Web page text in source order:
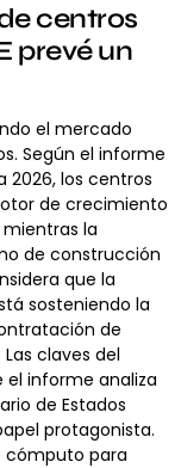
centros
prevé un
el mercado
Según el informe
2026, los centros
de crecimiento
la
de construcción
que la
sosteniendo la
de
claves del
el informe analiza
de Estados
protagonista.
cómputo para